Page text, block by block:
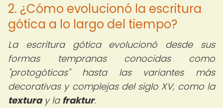
2. ¿Cómo evolucionó la escritura
gótica a lo largo del tiempo?
La escritura gótica evolucionó desde sus
formas tempranas conocidas como
"protogóticas" hasta las variantes más
decorativas y complejas del siglo XV, como la
texturay la fraktur.